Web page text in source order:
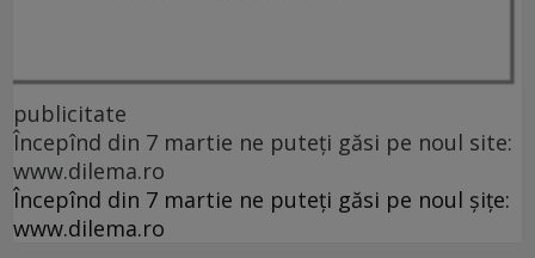
publicitate
Începînd din 7 martie ne puteți găsi pe noul site:
www.dilema.ro
Începînd din 7 martie ne puteți găsi pe noul șițe:
www.dilema.ro